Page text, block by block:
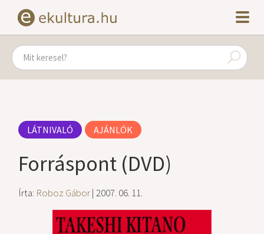
LÁTNIVALÓ AJÁNLÓK
Forráspont (DVD)
Írta: Roboz Gábor| 2007. 06. 11.